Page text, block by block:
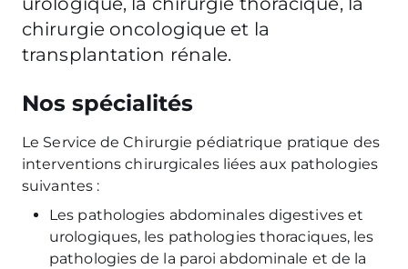
chirurgie oncologique et la
transplantation rénale.
Nos spécialités
Le Service de Chirurgie pédiatrique pratique des
interventions chirurgicales liées aux pathologies
suivantes :
Les pathologies abdominales digestives et
urologiques, les pathologies thoraciques, les
pathologies de la paroi abdominale et de la